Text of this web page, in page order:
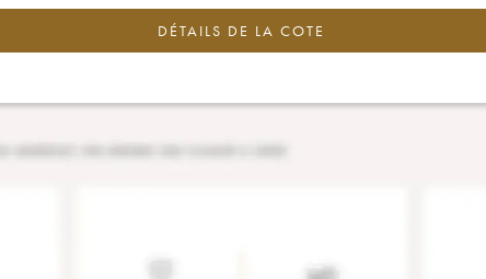
DÉTAILS DE LA COTE